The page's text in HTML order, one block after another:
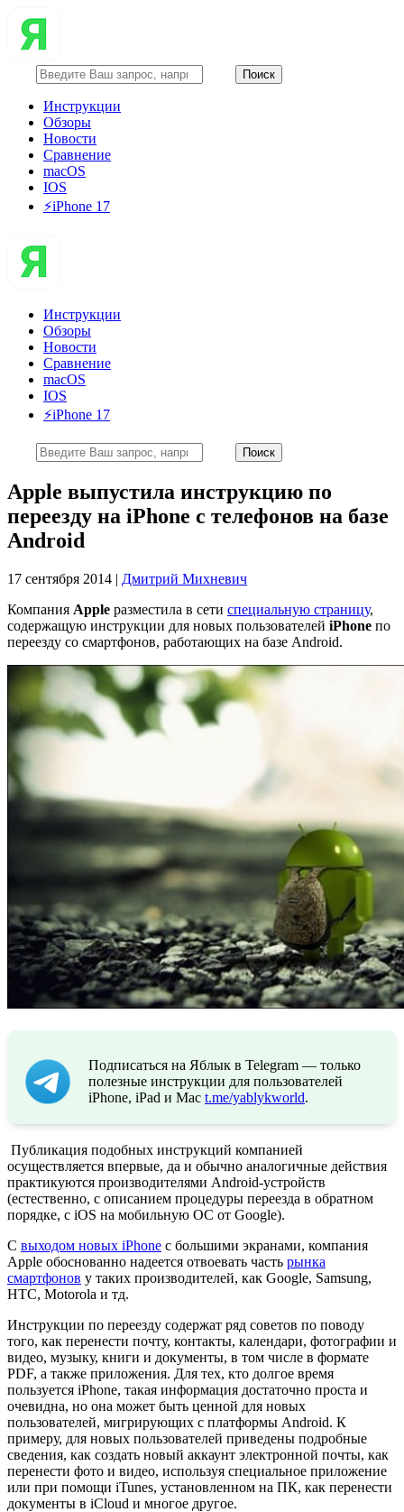
Инструкции
Обзоры
Новости
Сравнение
macOS
IOS
⚡️iPhone 17
Инструкции
Обзоры
Новости
Сравнение
macOS
IOS
⚡️iPhone 17
Apple выпустила инструкцию по
переезду на iPhone с телефонов на базе
Android
17 сентября 2014 | Дмитрий Михневич
Компания Apple разместила в сети специальную страницу,
содержащую инструкции для новых пользователей iPhone по
переезду со смартфонов, работающих на базе Android.
Подписаться на Яблык в Telegram — только
полезные инструкции для пользователей
iPhone, iPad и Mac t.me/yablykworld.
Публикация подобных инструкций компанией
осуществляется впервые, да и обычно аналогичные действия
практикуются производителями Android-устройств
(естественно, с описанием процедуры переезда в обратном
порядке, с iOS на мобильную ОС от Google).
С выходом новых iPhone с большими экранами, компания
Apple обоснованно надеется отвоевать часть рынка
смартфонов у таких производителей, как Google, Samsung,
HTC, Motorola и тд.
Инструкции по переезду содержат ряд советов по поводу
того, как перенести почту, контакты, календари, фотографии и
видео, музыку, книги и документы, в том числе в формате
PDF, а также приложения. Для тех, кто долгое время
пользуется iPhone, такая информация достаточно проста и
очевидна, но она может быть ценной для новых
пользователей, мигрирующих с платформы Android. К
примеру, для новых пользователей приведены подробные
сведения, как создать новый аккаунт электронной почты, как
перенести фото и видео, используя специальное приложение
или при помощи iTunes, установленном на ПК, как перенести
документы в iCloud и многое другое.